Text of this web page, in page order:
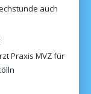
auch
Praxis MVZ für